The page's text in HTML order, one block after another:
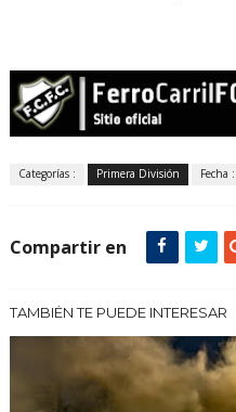
Categorías : Primera División Fecha :
Compartir en
TAMBIÉN TE PUEDE INTERESAR